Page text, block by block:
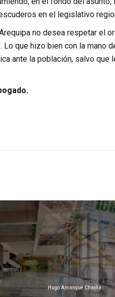
en el legislativo
no desea respetar el
que hizo bien con la mano
ante la población, salvo
Hugo Amanque Chaiña